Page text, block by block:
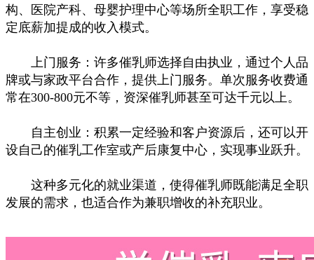
构、医院产科、母婴护理中心等场所全职工作，享受稳
定底薪加提成的收入模式。
上门服务：许多催乳师选择自由执业，通过个人品
牌或与家政平台合作，提供上门服务。单次服务收费通
常在300-800元不等，资深催乳师甚至可达千元以上。
自主创业：积累一定经验和客户资源后，还可以开
设自己的催乳工作室或产后康复中心，实现事业跃升。
这种多元化的就业渠道，使得催乳师既能满足全职
发展的需求，也适合作为兼职增收的补充职业。